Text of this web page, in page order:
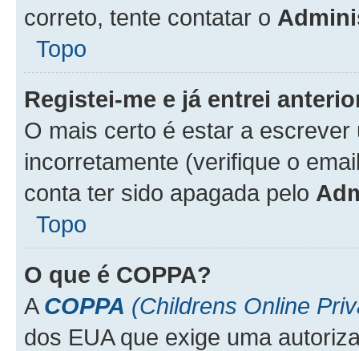
correto, tente contatar o
Topo
Registei-me e já entrei
O mais certo é estar a
incorretamente (verifique o
conta ter sido apagada pelo
Topo
O que é COPPA?
A COPPA (Childrens Online
dos EUA que exige uma